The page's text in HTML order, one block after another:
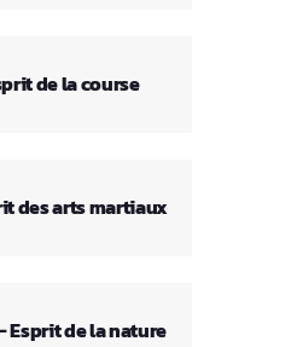
de la course
des arts martiaux
Esprit de la nature